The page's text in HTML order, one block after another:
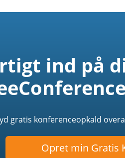
ind på
gratis konferenceopkald
Opret min Gratis